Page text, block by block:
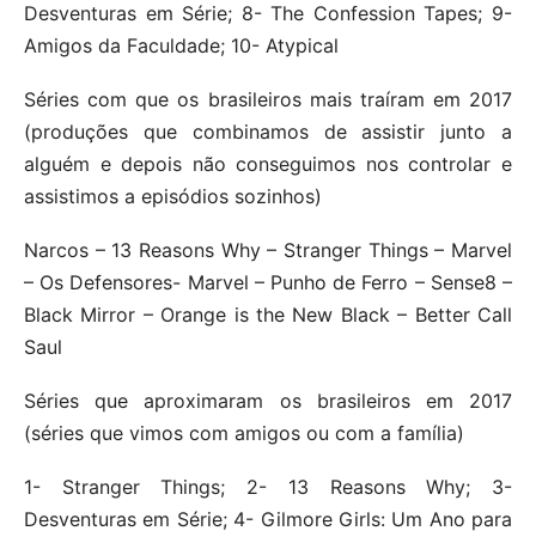
Desventuras em Série; 8- The Confession Tapes; 9-
Amigos da Faculdade; 10- Atypical
Séries com que os brasileiros mais traíram em 2017
(produções que combinamos de assistir junto a
alguém e depois não conseguimos nos controlar e
assistimos a episódios sozinhos)
Narcos – 13 Reasons Why – Stranger Things – Marvel
– Os Defensores- Marvel – Punho de Ferro – Sense8 –
Black Mirror – Orange is the New Black – Better Call
Saul
Séries que aproximaram os brasileiros em 2017
(séries que vimos com amigos ou com a família)
1- Stranger Things; 2- 13 Reasons Why; 3-
Desventuras em Série; 4- Gilmore Girls: Um Ano para